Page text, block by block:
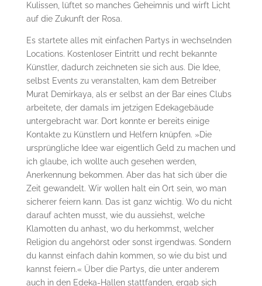
Kulissen, lüftet so manches Geheimnis und wirft Licht
auf die Zukunft der Rosa.
Es startete alles mit einfachen Partys in wechselnden
Locations. Kostenloser Eintritt und recht bekannte
Künstler, dadurch zeichneten sie sich aus. Die Idee,
selbst Events zu veranstalten, kam dem Betreiber
Murat Demirkaya, als er selbst an der Bar eines Clubs
arbeitete, der damals im jetzigen Edekagebäude
untergebracht war. Dort konnte er bereits einige
Kontakte zu Künstlern und Helfern knüpfen. »Die
ursprüngliche Idee war eigentlich Geld zu machen und
ich glaube, ich wollte auch gesehen werden,
Anerkennung bekommen. Aber das hat sich über die
Zeit gewandelt. Wir wollen halt ein Ort sein, wo man
sicherer feiern kann. Das ist ganz wichtig. Wo du nicht
darauf achten musst, wie du aussiehst, welche
Klamotten du anhast, wo du herkommst, welcher
Religion du angehörst oder sonst irgendwas. Sondern
du kannst einfach dahin kommen, so wie du bist und
kannst feiern.« Über die Partys, die unter anderem
auch in den Edeka-Hallen stattfanden, ergab sich